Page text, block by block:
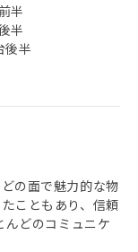
半
半
後半
の面で魅力的な物
こともあり、信頼
どのコミュニケ